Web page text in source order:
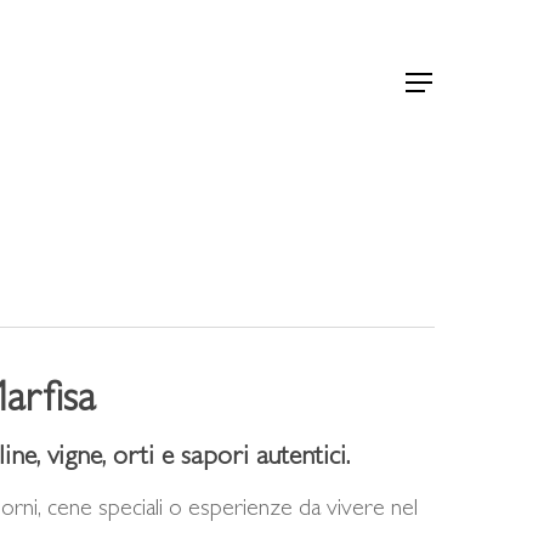
Menu
vigne, orti e sapori autentici.
cene speciali o esperienze da vivere nel